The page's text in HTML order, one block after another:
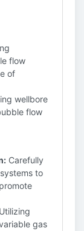
flow
of
wellbore
flow
Carefully
to
Utilizing
gas